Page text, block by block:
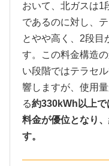
おいて、北ガスは1
であるのに対し、
とやや高く、2段目
す。この料金構造
い段階ではテラセ
響しますが、使用
る約330kWh以上で
料金が優位となり
す。